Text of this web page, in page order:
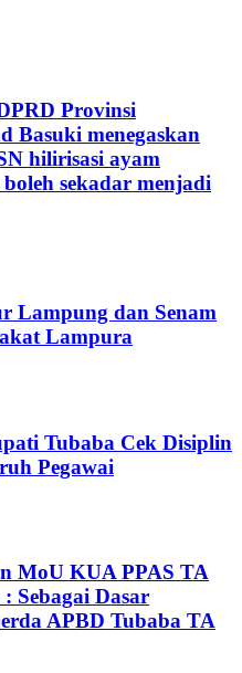
Provinsi
Basuki menegaskan
hilirisasi ayam
sekadar menjadi
Lampung dan Senam
Lampura
Tubaba Cek Disiplin
Pegawai
MoU KUA PPAS TA
Sebagai Dasar
APBD Tubaba TA